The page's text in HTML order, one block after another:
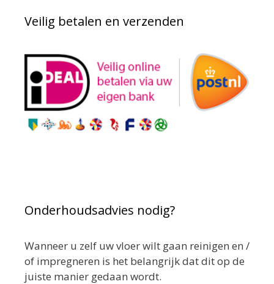
Veilig betalen en verzenden
Onderhoudsadvies nodig?
Wanneer u zelf uw vloer wilt gaan reinigen en /
of impregneren is het belangrijk dat dit op de
juiste manier gedaan wordt.